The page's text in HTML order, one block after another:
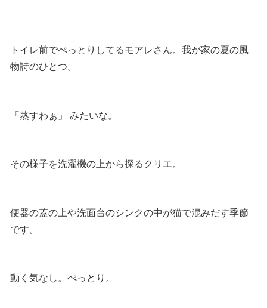
トイレ前でぺっとりしてるモアレさん。我が家の夏の風
物詩のひとつ。
「蒸すわぁ」 みたいな。
その様子を洗濯機の上から探るクリエ。
便器の蓋の上や洗面台のシンクの中が猫で混みだす季節
です。
動く気なし。ぺっとり。